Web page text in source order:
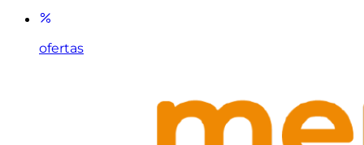
ofertas